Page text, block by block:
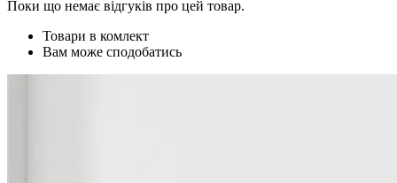
Поки що немає відгуків про цей товар.
Товари в комлект
Вам може сподобатись